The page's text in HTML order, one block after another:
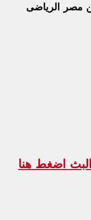
مصر الرياضى
اضغط هنا